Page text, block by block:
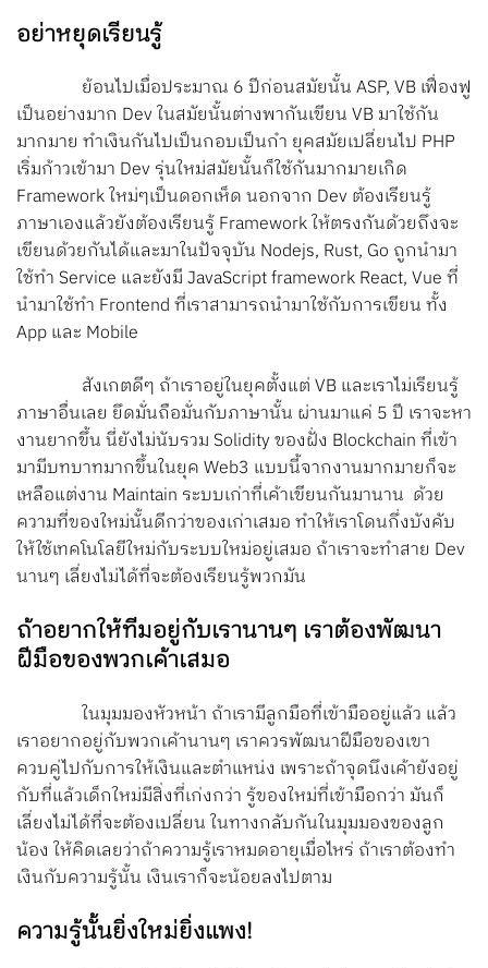
อย่าหยุดเรียนรู้
ย้อนไปเมื่อประมาณ 6 ปีก่อนสมัยนั้น ASP, VB เฟื่องฟู
เป็นอย่างมาก Dev ในสมัยนั้นต่างพากันเขียน VB มาใช้กัน
มากมาย ทำเงินกันไปเป็นกอบเป็นกำ ยุคสมัยเปลี่ยนไป PHP
เริ่มก้าวเข้ามา Dev รุ่นใหม่สมัยนั้นก็ใช้กันมากมายเกิด
Framework ใหม่ๆเป็นดอกเห็ด นอกจาก Dev ต้องเรียนรู้
ภาษาเองแล้วยังต้องเรียนรู้ Framework ให้ตรงกันด้วยถึงจะ
เขียนด้วยกันได้และมาในปัจจุบัน Nodejs, Rust, Go ถูกนำมา
ใช้ทำ Service และยังมี JavaScript framework React, Vue ที่
นำมาใช้ทำ Frontend ที่เราสามารถนำมาใช้กับการเขียน ทั้ง
App และ Mobile
สังเกตดีๆ ถ้าเราอยู่ในยุคตั้งแต่ VB และเราไม่เรียนรู้
ภาษาอื่นเลย ยึดมั่นถือมั่นกับภาษานั้น ผ่านมาแค่ 5 ปี เราจะหา
งานยากขึ้น นี่ยังไม่นับรวม Solidity ของฝั่ง Blockchain ที่เข้า
มามีบทบาทมากขึ้นในยุค Web3 แบบนี้จากงานมากมายก็จะ
เหลือแต่งาน Maintain ระบบเก่าที่เค้าเขียนกันมานาน ด้วย
ความที่ของใหม่นั้นดีกว่าของเก่าเสมอ ทำให้เราโดนกึ่งบังคับ
ให้ใช้เทคโนโลยีใหม่กับระบบใหม่อยู่เสมอ ถ้าเราจะทำสาย Dev
นานๆ เลี่ยงไม่ได้ที่จะต้องเรียนรู้พวกมัน
ถ้าอยากให้ทีมอยู่กับเรานานๆ เราต้องพัฒนา
ฝีมือของพวกเค้าเสมอ
ในมุมมองหัวหน้า ถ้าเรามีลูกมือที่เข้ามืออยู่แล้ว แล้ว
เราอยากอยู่กับพวกเค้านานๆ เราควรพัฒนาฝีมือของเขา
ควบคู่ไปกับการให้เงินและตำแหน่ง เพราะถ้าจุดนึงเค้ายังอยู่
กับที่แล้วเด็กใหม่มีสิ่งที่เก่งกว่า รู้ของใหม่ที่เข้ามือกว่า มันก็
เลี่ยงไม่ได้ที่จะต้องเปลี่ยน ในทางกลับกันในมุมมองของลูก
น้อง ให้คิดเลยว่าถ้าความรู้เราหมดอายุเมื่อไหร่ ถ้าเราต้องทำ
เงินกับความรู้นั้น เงินเราก็จะน้อยลงไปตาม
ความรู้นั้นยิ่งใหม่ยิ่งแพง!